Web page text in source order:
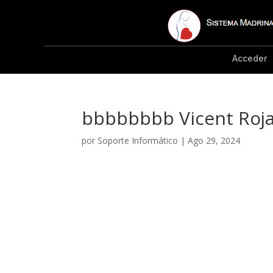
Acceder
bbbbbbbb Vicent
por Soporte Informático |Ago 29, 2024